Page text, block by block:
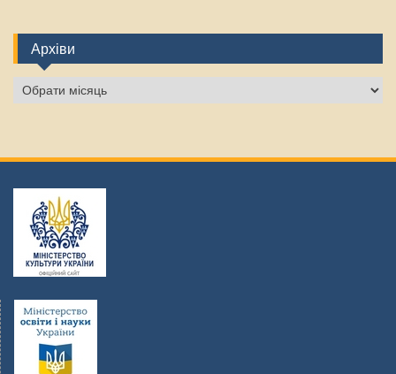
Архіви
Архіви